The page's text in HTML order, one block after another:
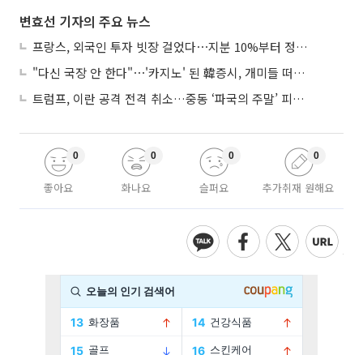
변효선 기자의 주요 뉴스
프랑스, 외국인 투자 빗장 걸었다⋯지분 10%부터 정부가 승인
"다신 국장 안 한다"⋯'카지노' 된 韓증시, 개미들 떠난다
트럼프, 이란 공격 전격 취소…중동 ‘파국의 주말’ 피했다
좋아요
0
화나요
0
슬퍼요
0
추가취재 원해요
0